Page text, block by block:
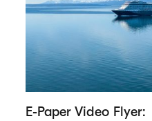
E-Paper Video Flyer: